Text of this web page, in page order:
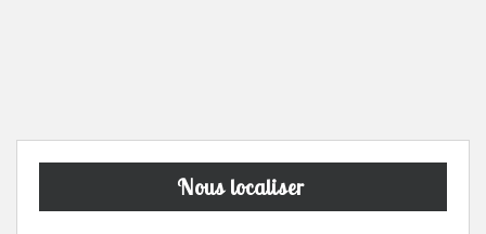
Nous localiser